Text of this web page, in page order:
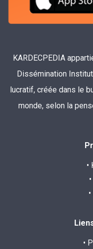
KARDECPEDIA
Dissémination
lucratif, créée dans le
monde, selon la
•
•